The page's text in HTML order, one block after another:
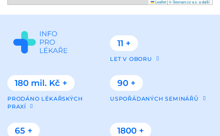
Leaflet|© Seznam.cz a.s. a další
11 +
LET V OBORU
180 mil. Kč +
PRODÁNO LÉKAŘSKÝCH
PRAXÍ
90 +
USPOŘÁDANÝCH SEMINÁŘŮ
65 + 1800 +